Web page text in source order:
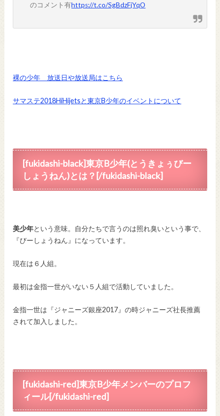
のコメント有https://t.co/SgBdzFjYqO
裸の少年 放送日や放送局はこちら
サマステ2018HiHijetsと東京B少年のイベントについて
[fukidashi-black]東京B少年(とうきょぅびー
しょうねん)とは？[/fukidashi-black]
美少年という意味。自分たちで言うのは照れ臭いという事で、
『びーしょうねん』になっています。
現在は６人組。
最初は金指一世がいない５人組で活動していました。
金指一世は『ジャニーズ銀座2017』の時ジャニーズ社長推薦
されて加入しました。
[fukidashi-red]東京B少年メンバーのプロフ
ィール[/fukidashi-red]